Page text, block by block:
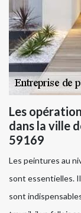
Les
dans la ville
59169
Les peintures au
sont essentielles.
sont